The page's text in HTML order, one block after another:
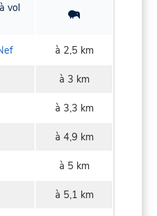
vol
à 2,5 km
à 3 km
à 3,3 km
à 4,9 km
à 5 km
à 5,1 km